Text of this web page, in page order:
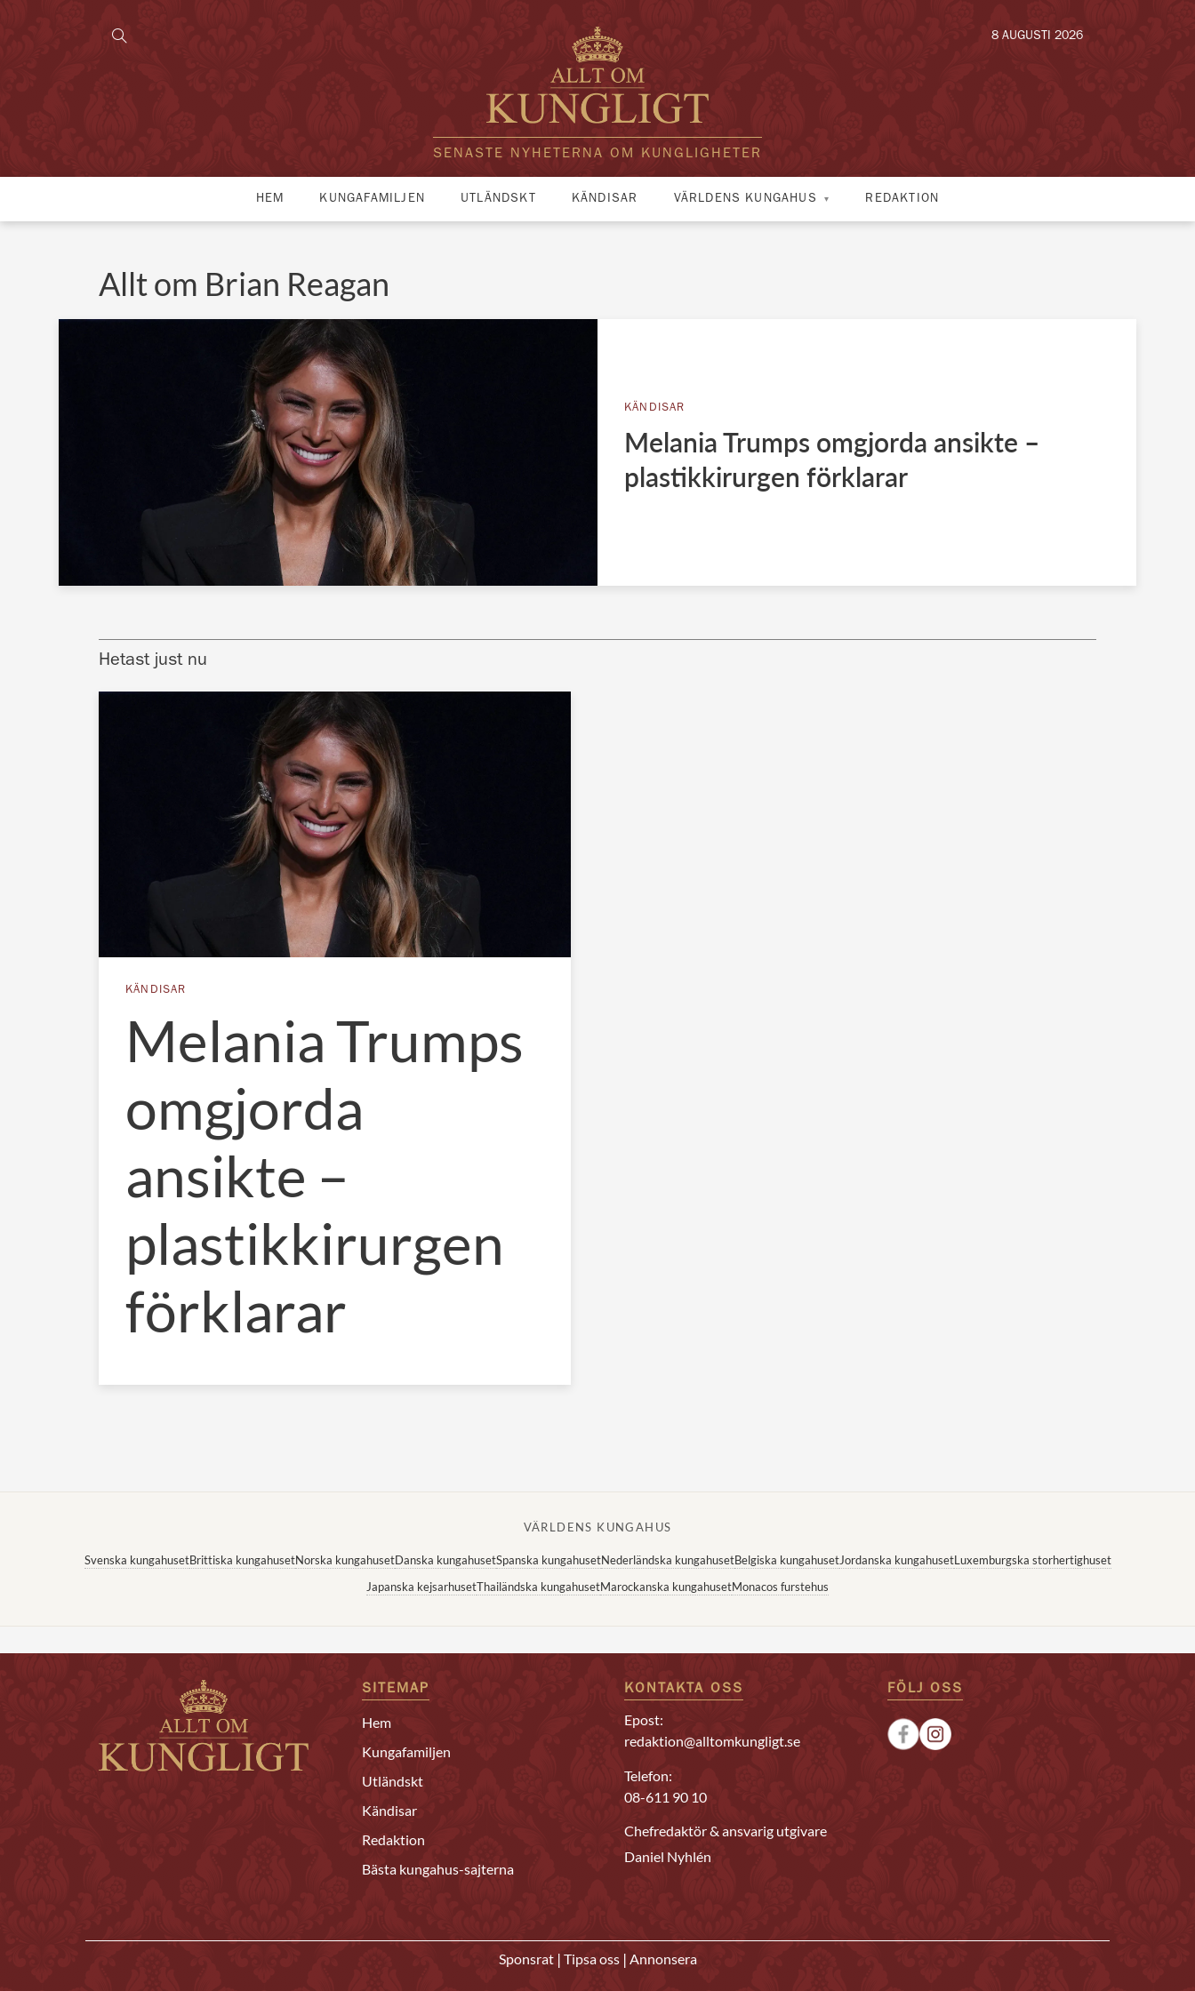
SENASTE NYHETERNA OM KUNGLIGHETER
8 AUGUSTI 2026
HEM KUNGAFAMILJEN UTLÄNDSKT KÄNDISAR VÄRLDENS KUNGAHUS REDAKTION
Allt om Brian Reagan
KÄNDISAR
Melania Trumps omgjorda ansikte –
plastikkirurgen förklarar
Hetast just nu
KÄNDISAR
Melania Trumps
omgjorda
ansikte –
plastikkirurgen
förklarar
VÄRLDENS KUNGAHUS
Svenska kungahusetBrittiska kungahusetNorska kungahusetDanska kungahusetSpanska kungahusetNederländska kungahusetBelgiska kungahusetJordanska kungahusetLuxemburgska storhertighuset
Japanska kejsarhusetThailändska kungahusetMarockanska kungahusetMonacos furstehus
SITEMAP
Hem
Kungafamiljen
Utländskt
Kändisar
Redaktion
Bästa kungahus-sajterna
KONTAKTA OSS
Epost:
redaktion@alltomkungligt.se
Telefon:
08-611 90 10
Chefredaktör & ansvarig utgivare
Daniel Nyhlén
FÖLJ OSS
Sponsrat | Tipsa oss | Annonsera